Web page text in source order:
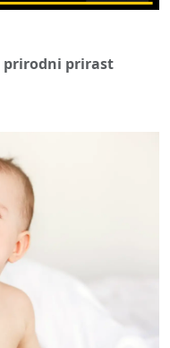
prirodni prirast